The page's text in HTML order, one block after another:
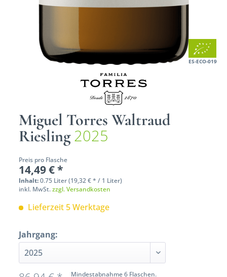
ES-ECO-019
Miguel Torres Waltraud
Riesling2025
Preis pro Flasche
14,49 € *
Inhalt:0.75 Liter (19,32 € * / 1 Liter)
inkl. MwSt.zzgl. Versandkosten
Lieferzeit 5 Werktage
Jahrgang:
Mindestabnahme 6 Flaschen.